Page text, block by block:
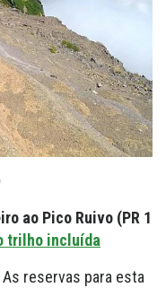
ao Pico Ruivo (PR 1
trilho incluída
As reservas para esta